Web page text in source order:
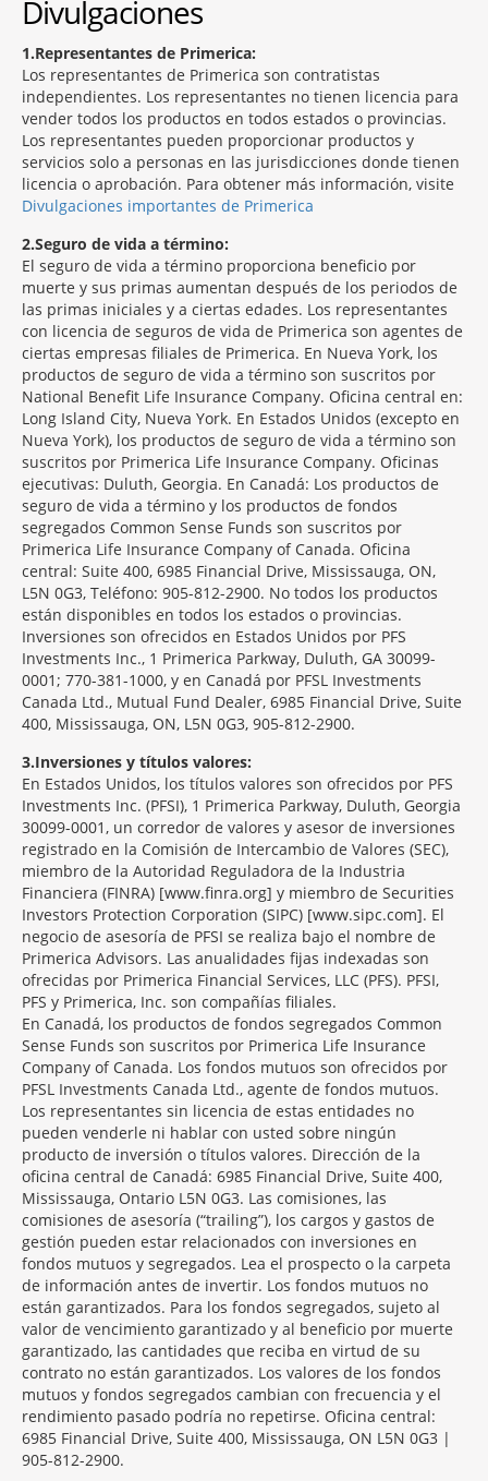
Divulgaciones
1 Representantes de Primerica:
Los representantes de Primerica son contratistas
independientes. Los representantes no tienen licencia para
vender todos los productos en todos estados o provincias.
Los representantes pueden proporcionar productos y
servicios solo a personas en las jurisdicciones donde tienen
licencia o aprobación. Para obtener más información, visite
Divulgaciones importantes de Primerica
2 Seguro de vida a término:
El seguro de vida a término proporciona beneficio por
muerte y sus primas aumentan después de los periodos de
las primas iniciales y a ciertas edades. Los representantes
con licencia de seguros de vida de Primerica son agentes de
ciertas empresas filiales de Primerica. En Nueva York, los
productos de seguro de vida a término son suscritos por
National Benefit Life Insurance Company. Oficina central en:
Long Island City, Nueva York. En Estados Unidos (excepto en
Nueva York), los productos de seguro de vida a término son
suscritos por Primerica Life Insurance Company. Oficinas
ejecutivas: Duluth, Georgia. En Canadá: Los productos de
seguro de vida a término y los productos de fondos
segregados Common Sense Funds son suscritos por
Primerica Life Insurance Company of Canada. Oficina
central: Suite 400, 6985 Financial Drive, Mississauga, ON,
L5N 0G3, Teléfono: 905-812-2900. No todos los productos
están disponibles en todos los estados o provincias.
Inversiones son ofrecidos en Estados Unidos por PFS
Investments Inc., 1 Primerica Parkway, Duluth, GA 30099-
0001; 770-381-1000, y en Canadá por PFSL Investments
Canada Ltd., Mutual Fund Dealer, 6985 Financial Drive, Suite
400, Mississauga, ON, L5N 0G3, 905-812-2900.
3 Inversiones y títulos valores:
En Estados Unidos, los títulos valores son ofrecidos por PFS
Investments Inc. (PFSI), 1 Primerica Parkway, Duluth, Georgia
30099-0001, un corredor de valores y asesor de inversiones
registrado en la Comisión de Intercambio de Valores (SEC),
miembro de la Autoridad Reguladora de la Industria
Financiera (FINRA) [www.finra.org] y miembro de Securities
Investors Protection Corporation (SIPC) [www.sipc.com]. El
negocio de asesoría de PFSI se realiza bajo el nombre de
Primerica Advisors. Las anualidades fijas indexadas son
ofrecidas por Primerica Financial Services, LLC (PFS). PFSI,
PFS y Primerica, Inc. son compañías filiales.
En Canadá, los productos de fondos segregados Common
Sense Funds son suscritos por Primerica Life Insurance
Company of Canada. Los fondos mutuos son ofrecidos por
PFSL Investments Canada Ltd., agente de fondos mutuos.
Los representantes sin licencia de estas entidades no
pueden venderle ni hablar con usted sobre ningún
producto de inversión o títulos valores. Dirección de la
oficina central de Canadá: 6985 Financial Drive, Suite 400,
Mississauga, Ontario L5N 0G3. Las comisiones, las
comisiones de asesoría (“trailing”), los cargos y gastos de
gestión pueden estar relacionados con inversiones en
fondos mutuos y segregados. Lea el prospecto o la carpeta
de información antes de invertir. Los fondos mutuos no
están garantizados. Para los fondos segregados, sujeto al
valor de vencimiento garantizado y al beneficio por muerte
garantizado, las cantidades que reciba en virtud de su
contrato no están garantizados. Los valores de los fondos
mutuos y fondos segregados cambian con frecuencia y el
rendimiento pasado podría no repetirse. Oficina central:
6985 Financial Drive, Suite 400, Mississauga, ON L5N 0G3 |
905-812-2900.